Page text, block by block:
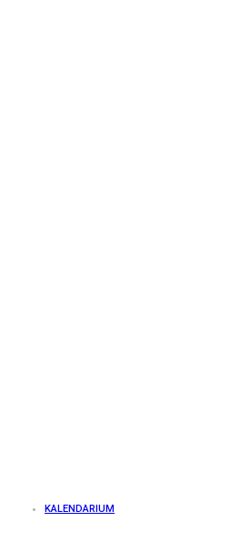
KALENDARIUM